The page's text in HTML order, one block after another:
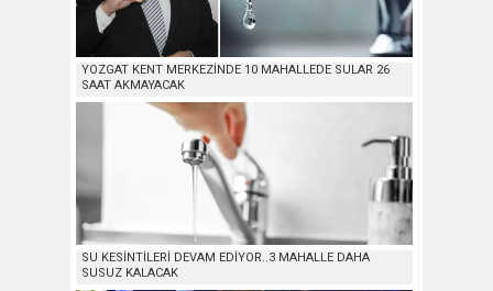
YOZGAT KENT MERKEZİNDE 10 MAHALLEDE SULAR 26
SAAT AKMAYACAK
SU KESİNTİLERİ DEVAM EDİYOR..3 MAHALLE DAHA
SUSUZ KALACAK